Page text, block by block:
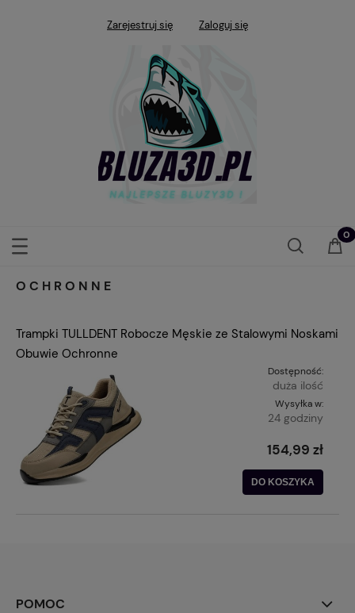
Zarejestruj się Zaloguj się
OCHRONNE
Trampki TULLDENT Robocze Męskie ze Stalowymi Noskami
Obuwie Ochronne
Dostępność:
duża ilość
Wysyłka w:
24 godziny
154,99 zł
DO KOSZYKA
POMOC